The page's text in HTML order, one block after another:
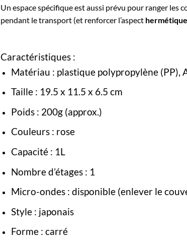
Un espace spécifique est aussi prévu pour ranger les
pendant le transport (et renforcer l’aspect
Caractéristiques :
Matériau : plastique polypropylène(PP),
Taille : 19.5 x 11.5 x 6.5 cm
Poids : 200g (approx.)
Couleurs : rose
Capacité : 1L
Nombre d’étages : 1
Micro-ondes : disponible (enlever le
Style : japonais
Forme : carré